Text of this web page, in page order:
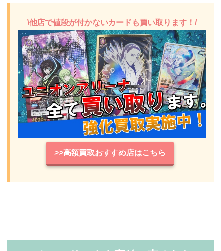
\他店で値段が付かないカードも買い取ります！/
>>高額買取おすすめ店はこちら